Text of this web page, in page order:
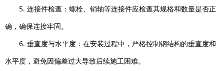
5. 连接件检查：螺栓、销轴等连接件应检查其规格和数量是否正
确，确保连接牢固。
6. 垂直度与水平度：在安装过程中，严格控制钢结构的垂直度和
水平度，避免因偏差过大导致后续施工困难。